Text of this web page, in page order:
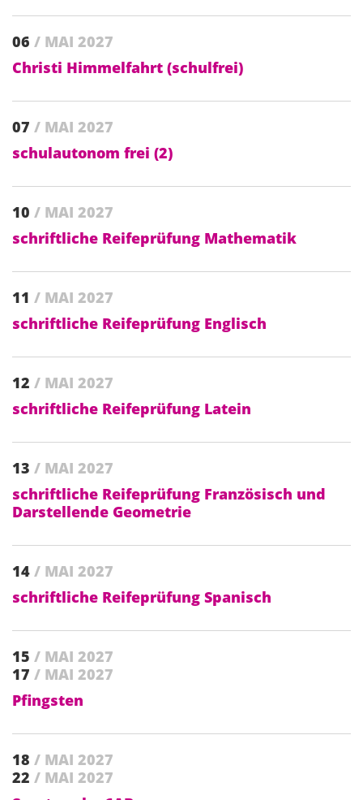
06 / MAI 2027
Christi Himmelfahrt (schulfrei)
07 / MAI 2027
schulautonom frei (2)
10 / MAI 2027
schriftliche Reifeprüfung Mathematik
11 / MAI 2027
schriftliche Reifeprüfung Englisch
12 / MAI 2027
schriftliche Reifeprüfung Latein
13 / MAI 2027
schriftliche Reifeprüfung Französisch und
Darstellende Geometrie
14 / MAI 2027
schriftliche Reifeprüfung Spanisch
15 / MAI 2027
17 / MAI 2027
Pfingsten
18 / MAI 2027
22 / MAI 2027